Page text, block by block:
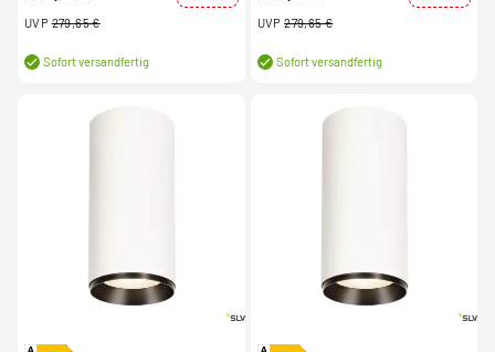
UVP 279,65 €
Sofort versandfertig
UVP 279,65 €
Sofort versandfertig